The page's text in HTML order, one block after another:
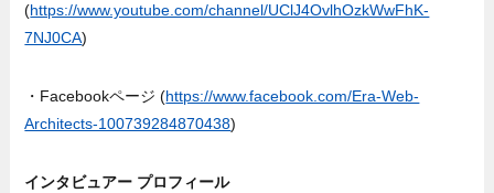
(https://www.youtube.com/channel/UClJ4OvlhOzkWwFhK-
7NJ0CA)
・Facebookページ (https://www.facebook.com/Era-Web-
Architects-100739284870438)
インタビュアー プロフィール